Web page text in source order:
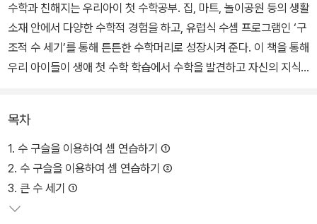
수학과 친해지는 우리아이 첫 수학공부. 집, 마트, 놀이공원 등의 생활
소재 안에서 다양한 수학적 경험을 하고, 유럽식 수셈 프로그램인 ‘구
조적 수 세기’를 통해 튼튼한 수학머리로 성장시켜 준다. 이 책을 통해
우리 아이들이 생애 첫 수학 학습에서 수학을 발견하고 자신의 지식
목차
1. 수 구슬을 이용하여 셈 연습하기 ①
2. 수 구슬을 이용하여 셈 연습하기 ②
3. 큰 수 세기 ①